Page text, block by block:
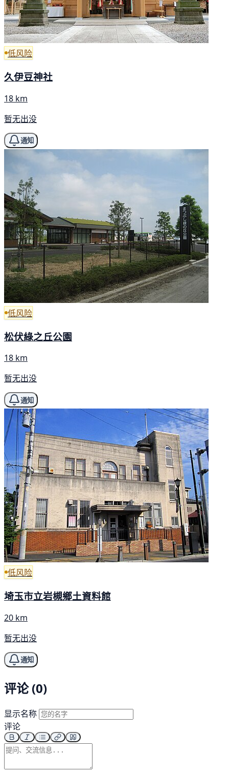
低风险
久伊豆神社
18 km
暂无出没
通知
低风险
松伏綠之丘公園
18 km
暂无出没
通知
低风险
埼玉市立岩槻鄉土資料館
20 km
暂无出没
通知
评论 (0)
显示名称
评论